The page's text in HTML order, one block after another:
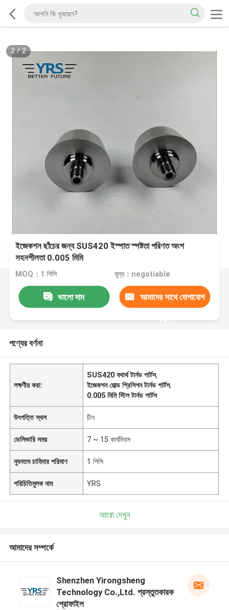
2/2
ইজেকশন ছাঁচের জন্য SUS420 ইস্পাত স্পষ্টতা পরিণত অংশ
সহনশীলতা 0.005 মিমি
MOQ：1 পিসি মূল্য：negotiable
ভালো দাম আমাদের সাথে যোগাযোগ
করুন
পণ্যের বর্ণনা
লক্ষণীয় করা:
SUS420 যথার্থ টার্নড পার্টস,
ইজেকশন মোল্ড প্রিসিশন টার্নড পার্টস,
0.005 মিমি স্টিল টার্নড পার্টস
উৎপত্তি স্থল চীন
ডেলিভারি সময় 7 ~ 15 কার্যদিবস
ন্যূনতম চাহিদার পরিমাণ 1 পিসি
পরিচিতিমুলক নাম YRS
আরো দেখুন
আমাদের সম্পর্কে
Shenzhen Yirongsheng
Technology Co.,Ltd. প্রস্তুতকারক
প্রোফাইল